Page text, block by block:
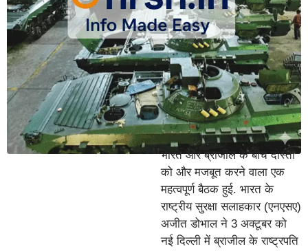
भारत और ब्राजील के बीच दोस्ती
को और मजबूत करने वाला एक
महत्वपूर्ण बैठक हुई. भारत के
राष्ट्रीय सुरक्षा सलाहकार (एनएसए)
अजीत डोभाल ने 3 अक्टूबर को
नई दिल्ली में ब्राजील के राष्ट्रपति